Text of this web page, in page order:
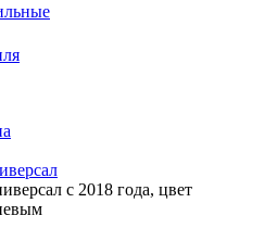
с 2018 года, цвет